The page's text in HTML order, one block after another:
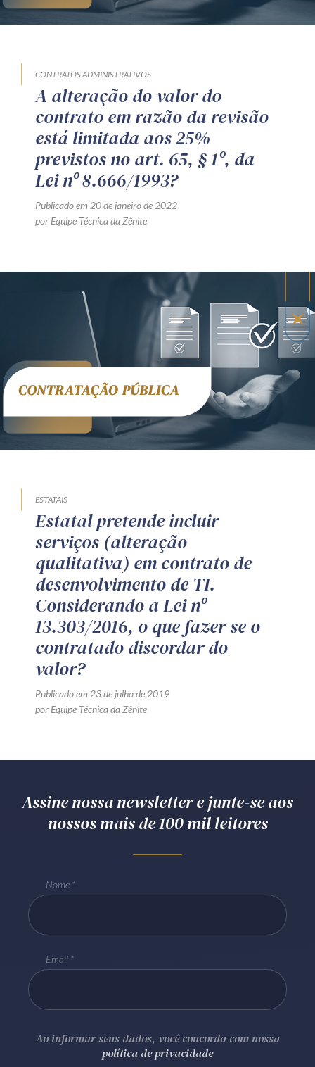
CONTRATOS ADMINISTRATIVOS
A alteração do valor do
contrato em razão da revisão
está limitada aos 25%
previstos no art. 65, § 1º, da
Lei nº 8.666/1993?
Publicado em 20 de janeiro de 2022
por Equipe Técnica da Zênite
ESTATAIS
Estatal pretende incluir
serviços (alteração
qualitativa) em contrato de
desenvolvimento de TI.
Considerando a Lei nº
13.303/2016, o que fazer se o
contratado discordar do
valor?
Publicado em 23 de julho de 2019
por Equipe Técnica da Zênite
Assine nossa newsletter e junte-se aos
nossos mais de 100 mil leitores
Nome
Email
Ao informar seus dados, você concorda com nossa
política de privacidade